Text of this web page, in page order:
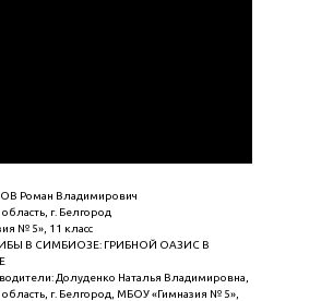
Роман Владимирович
г. Белгород
№ 5», 11 класс
В СИМБИОЗЕ: ГРИБНОЙ ОАЗИС В
Долуденко Наталья Владимировна,
область, г. Белгород, МБОУ «Гимназия № 5»,